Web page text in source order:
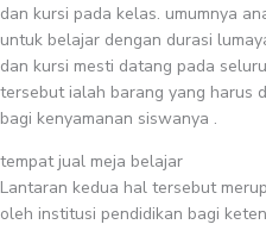
dan kursi pada kelas. umumnya
untuk belajar dengan durasi
dan kursi mesti datang pada
tersebut ialah barang yang harus
bagi kenyamanan siswanya .
tempat jual meja belajar
Lantaran kedua hal tersebut
oleh institusi pendidikan bagi